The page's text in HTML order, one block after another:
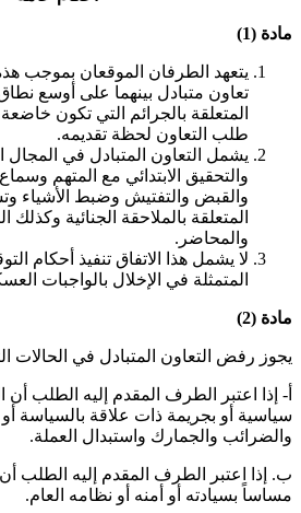
مادة (1)
يتعهد الطرفان الموقعان بموجب
تعاون متبادل بينهما على أوسع
المتعلقة بالجرائم التي تكون
طلب التعاون لحظة تقديمه.
يشمل التعاون المتبادل في المجال
والتحقيق الابتدائي مع المتهم
والقبض والتفتيش وضبط الأشياء
المتعلقة بالملاحقة الجنائية وكذلك
والمحاضر .
لا يشمل هذا الاتفاق تنفيذ أحكام
المتمثلة في الإخلال بالواجبات
مادة (2)
يجوز رفض التعاون المتبادل في الحالات
أ‌- إذا اعتبر الطرف المقدم إليه الطلب
سياسية أو بجريمة ذات علاقة بالسياسة
والضرائب والجمارك واستبدال العملة.
ب. إذا اعتبر الطرف المقدم إليه الطلب
مساساً بسيادته أو أمنه أو نظامه العام.